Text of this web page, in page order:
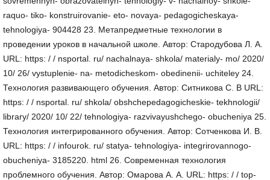
raquo- tiko- konstruirovanie- eto- novaya- pedagogicheskaya-
tehnologiya- 904428 23. Метапредметные технологии в
проведении уроков в начальной школе. Автор: Стародубова Л. А.
URL: https: / / nsportal. ru/ nachalnaya- shkola/ materialy- mo/ 2020/
10/ 26/ vystuplenie- na- metodicheskom- obedinenii- uchiteley 24.
Технология развивающего обучения. Автор: Ситникова С. В URL:
https: / / nsportal. ru/ shkola/ obshchepedagogicheskie- tekhnologii/
library/ 2020/ 10/ 22/ tehnologiya- razvivayushchego- obucheniya 25.
Технология интегрированного обучения. Автор: Сотченкова И. В.
URL: https: / / infourok. ru/ statya- tehnologiya- integrirovannogo-
obucheniya- 3185220. html 26. Современная технология
проблемного обучения. Автор: Омарова А. А. URL: https: / / top-